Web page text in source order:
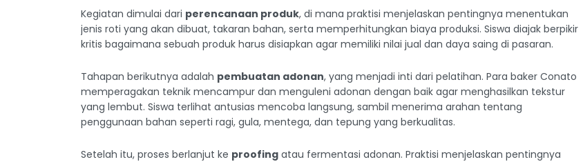
Kegiatan dimulai dari perencanaan produk, di mana praktisi menjelaskan pentingnya menentukan
jenis roti yang akan dibuat, takaran bahan, serta memperhitungkan biaya produksi. Siswa diajak berpikir
kritis bagaimana sebuah produk harus disiapkan agar memiliki nilai jual dan daya saing di pasaran.
Tahapan berikutnya adalah pembuatan adonan, yang menjadi inti dari pelatihan. Para baker Conato
memperagakan teknik mencampur dan menguleni adonan dengan baik agar menghasilkan tekstur
yang lembut. Siswa terlihat antusias mencoba langsung, sambil menerima arahan tentang
penggunaan bahan seperti ragi, gula, mentega, dan tepung yang berkualitas.
Setelah itu, proses berlanjut ke proofing atau fermentasi adonan. Praktisi menjelaskan pentingnya